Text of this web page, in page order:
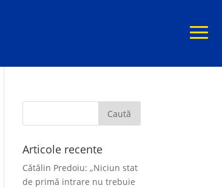
Articole recente
Cătălin Predoiu: „Niciun stat
de primă intrare nu trebuie